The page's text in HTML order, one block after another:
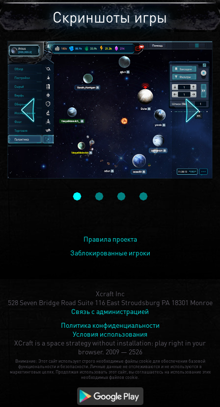
Скриншоты игры
Правила проекта
Заблокированные игроки
Xcraft Inc
528 Seven Bridge Road Suite 116 East Stroudsburg PA 18301 Monroe
Связь с администрацией
Политика конфиденциальности
Условия использования
XCraft is a space strategy without installation: play right in your
browser. 2009 — 2526
Внимание: Этот сайт использует строго необходимые файлы cookie для обеспечения базовой
функциональности и безопасности. Личные данные не отслеживаются и не используются в
маркетинговых целях. Продолжая использовать этот сайт, вы соглашаетесь на использование этих
необходимых файлов cookie.